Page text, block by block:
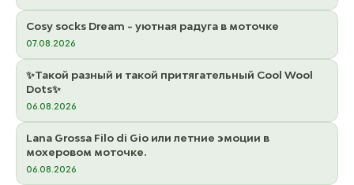
Cosy socks Dream - уютная радуга в моточке
07.08.2026
✨Такой разный и такой притягательный Cool Wool
Dots✨
06.08.2026
Lana Grossa Filo di Gio или летние эмоции в
мохеровом моточке.
06.08.2026